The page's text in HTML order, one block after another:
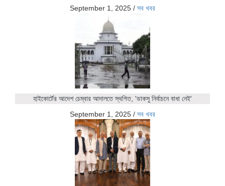
September 1, 2025 / সব খবর
হাইকোর্টের আদেশ চেম্বার আদালতে স্থগিত, 'ডাকসু নির্বাচনে বাধা নেই'
September 1, 2025 / সব খবর